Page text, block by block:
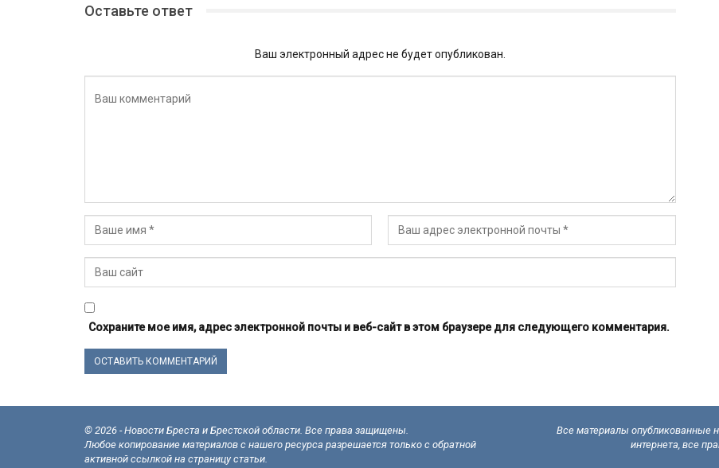
Оставьте ответ
Ваш электронный адрес не будет опубликован.
Сохраните мое имя, адрес электронной почты и веб-сайт в этом браузере для следующего комментария.
© 2026 - Новости Бреста и Брестской области. Все права защищены.
Любое копирование материалов с нашего ресурса разрешается только с обратной
активной ссылкой на страницу статьи.
Все материалы опубликованные
интернета, все